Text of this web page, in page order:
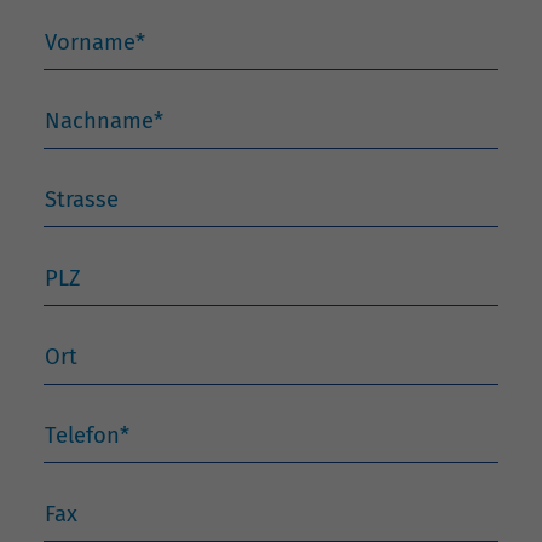
Vorname*
Nachname*
Strasse
PLZ
Ort
Telefon*
Fax